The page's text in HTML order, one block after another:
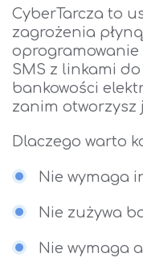
CyberTarcza to
zagrożenia
oprogramowanie
SMS z linkami
bankowości
zanim otworzysz
Dlaczego warto
Nie wymaga
Nie zużywa
Nie wymaga